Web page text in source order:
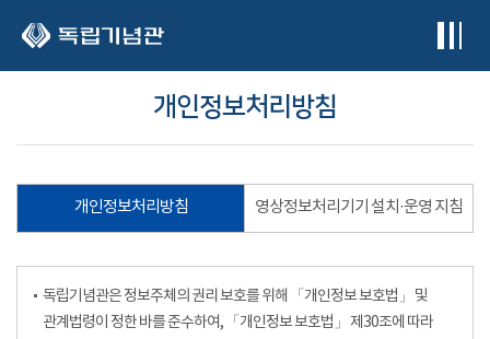
개인정보처리방침
개인정보처리방침 영상정보처리기기 설치·운영 지침
독립기념관은 정보주체의 권리 보호를 위해 「개인정보 보호법」 및
관계법령이 정한 바를 준수하여, 「개인정보 보호법」 제30조에 따라